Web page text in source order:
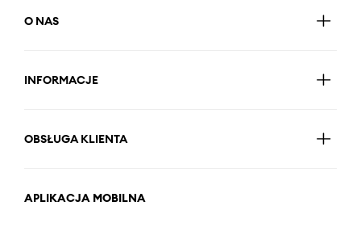
O NAS
INFORMACJE
OBSŁUGA KLIENTA
APLIKACJA MOBILNA